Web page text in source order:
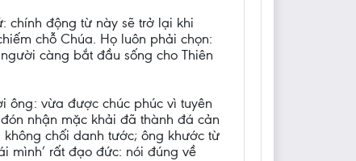
chính động từ này sẽ trở lại khi
chỗ Chúa. Họ luôn phải chọn:
càng bắt đầu sống cho Thiên
ông: vừa được chúc phúc vì tuyên
nhận mặc khải đã thành đá cản
chối danh tước; ông khước từ
mình’ rất đạo đức: nói đúng về